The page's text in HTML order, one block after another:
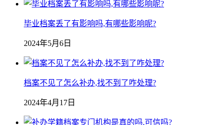
毕业档案丢了有影响吗,有哪些影响呢?
2024年5月6日
档案不见了怎么补办,找不到了咋处理?
2024年4月17日